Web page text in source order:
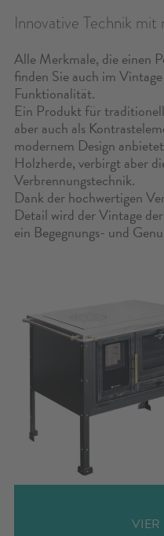
KONTAKT
KONFIGURATOR
RESERVIERTER BEREICH
Innovative Technik
Alle Merkmale, die einen
finden Sie auch im
Funktionalität.
Ein Produkt für
aber auch als
modernem Design
Holzherde, verbirgt aber
Verbrennungstechnik.
Dank der hochwertigen
Detail wird der Vintage
ein Begegnungs- und
VIER